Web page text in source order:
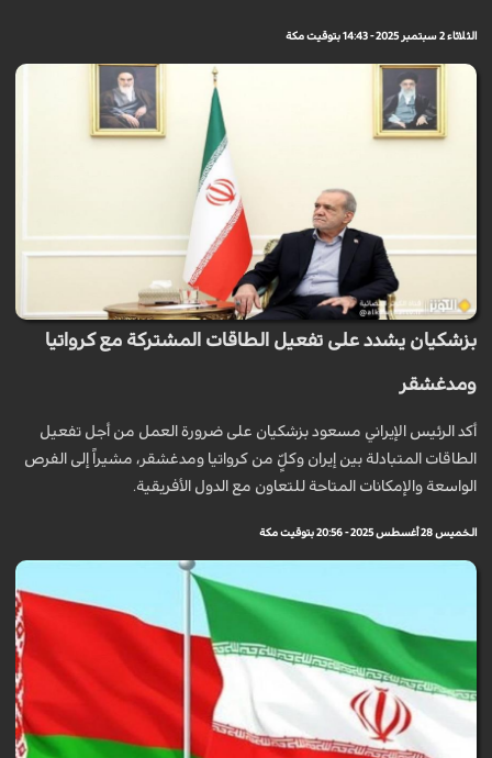
الثلاثاء 2 سبتمبر 2025 - 14:43 بتوقيت مكة
بزشكيان يشدد على تفعيل الطاقات المشتركة مع كرواتيا
ومدغشقر
أكد الرئيس الإيراني مسعود بزشكيان على ضرورة العمل من أجل تفعيل
الطاقات المتبادلة بين إيران وكلٍّ من كرواتيا ومدغشقر، مشيراً إلى الفرص
الواسعة والإمكانات المتاحة للتعاون مع الدول الأفريقية.
الخميس 28 أغسطس 2025 - 20:56 بتوقيت مكة